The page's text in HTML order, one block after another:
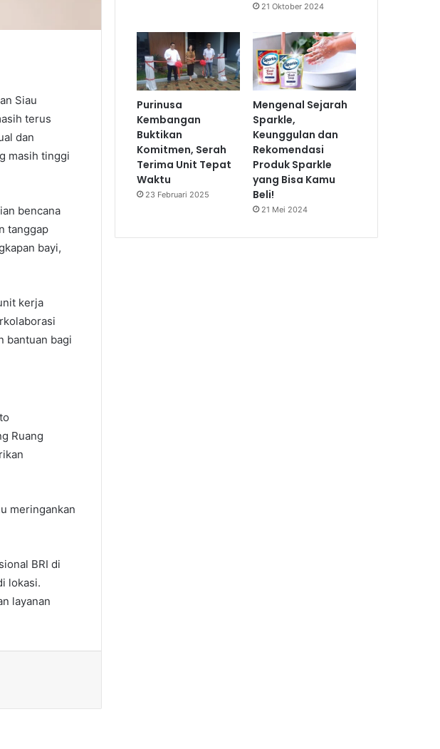
Siau
terus
dan
masih tinggi
bencana
tanggap
bayi,
kerja
bantuan bagi
Ruang
meringankan
BRI di
lokasi.
layanan
21 Oktober 2024
Purinusa
Kembangan
Buktikan
Komitmen, Serah
Terima Unit Tepat
Waktu
23 Februari 2025
Mengenal Sejarah
Sparkle,
Keunggulan dan
Rekomendasi
Produk Sparkle
yang Bisa Kamu
Beli!
21 Mei 2024